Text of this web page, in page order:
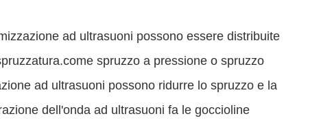
ad ultrasuoni possono essere distribuite
spruzzo a pressione o spruzzo
ad ultrasuoni possono ridurre lo spruzzo e la
dell'onda ad ultrasuoni fa le goccioline